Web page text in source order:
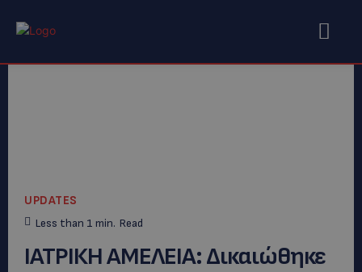
UPDATES
Less than 1 min. Read
ΙΑΤΡΙΚΗ ΑΜΕΛΕΙΑ: Δικαιώθηκε